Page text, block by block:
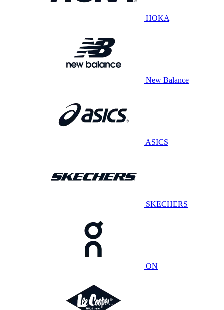
HOKA
New Balance
ASICS
SKECHERS
ON